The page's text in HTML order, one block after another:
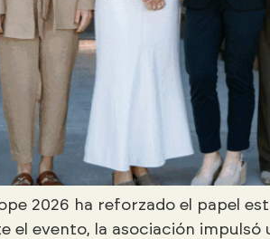
2026 ha reforzado el papel
el evento, la asociación